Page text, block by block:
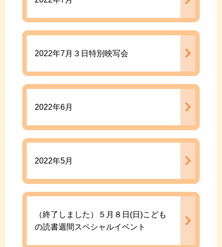
2022年7月３日特別映写会
2022年6月
2022年5月
（終了しました）５月８日(日)こども
の読書週間スペシャルイベント